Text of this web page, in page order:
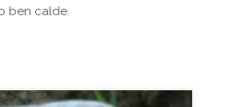
ben calde.